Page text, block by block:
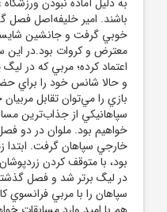
باشند. امير خليفه‌اصل فصل
خوبي گرفت و جانشين
معترض و کروات بود.در
اعتماد کرده؛ مربي که در
و حالا شانس خود را براي
بازي را مي‌توان تقابل
سپاهانيکي از جذاب‌ترين
خواهيم بود. ملوان در دو
خارجي سپاهان گرفت. ابتدا
بود، با متوقف کردن
در ليگ برتر شد و فصل
سپاهان را با مربي